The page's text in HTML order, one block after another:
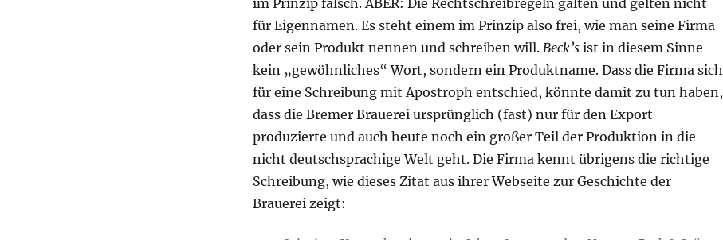
im Prinzip falsch. ABER: Die Rechtschreibregeln galten und gelten nicht
für Eigennamen. Es steht einem im Prinzip also frei, wie man seine Firma
oder sein Produkt nennen und schreiben will. Beck’sist in diesem Sinne
kein „gewöhnliches“ Wort, sondern ein Produktname. Dass die Firma sich
für eine Schreibung mit Apostroph entschied, könnte damit zu tun haben,
dass die Bremer Brauerei ursprünglich (fast) nur für den Export
produzierte und auch heute noch ein großer Teil der Produktion in die
nicht deutschsprachige Welt geht. Die Firma kennt übrigens die richtige
Schreibung, wie dieses Zitat aus ihrer Webseite zur Geschichte der
Brauerei zeigt: